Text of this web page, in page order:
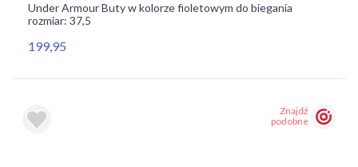
Under Armour Buty w kolorze fioletowym do biegania
rozmiar: 37,5
199,95
Znajdź
podobne